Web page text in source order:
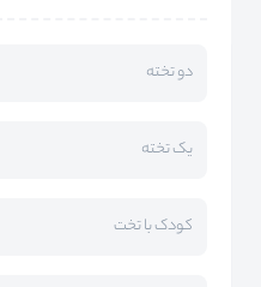
دو تخته
یک تخته
کودک با تخت